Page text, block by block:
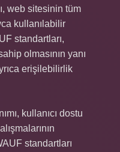
web sitesinin tüm
kullanılabilir
standartları,
olmasının yanı
erişilebilirlik
kullanıcı dostu
standartları